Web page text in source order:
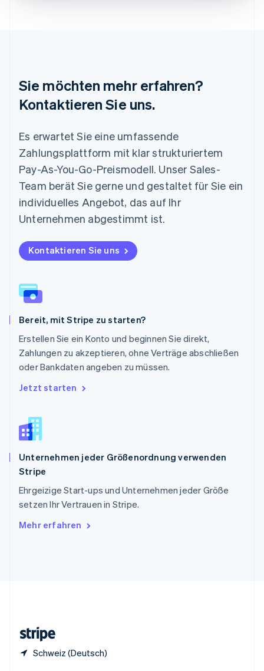
Sie möchten mehr erfahren?
Kontaktieren Sie uns.
Es erwartet Sie eine umfassende
Zahlungsplattform mit klar strukturiertem
Pay-As-You-Go-Preismodell. Unser Sales-
Team berät Sie gerne und gestaltet für Sie ein
individuelles Angebot, das auf Ihr
Unternehmen abgestimmt ist.
Kontaktieren Sie uns
Bereit, mit Stripe zu starten?
Erstellen Sie ein Konto und beginnen Sie direkt,
Zahlungen zu akzeptieren, ohne Verträge abschließen
oder Bankdaten angeben zu müssen.
Jetzt starten
Unternehmen jeder Größenordnung verwenden
Stripe
Ehrgeizige Start-ups und Unternehmen jeder Größe
setzen Ihr Vertrauen in Stripe.
Mehr erfahren
Schweiz (Deutsch)
English
Mexiko
EspañolEnglish
English
NederlandsEnglish
Norwegen
English
Österreich
Deutsch English
Polen
Portugal
PortuguêsEnglish
Rumänien
Schweden
Svenska
Deutsch Français ItalianoEnglish
Singapur
Slowakei
English
Slowenien
China
English
EspañolEnglish
Thailand
Tschechische Republik
English
English